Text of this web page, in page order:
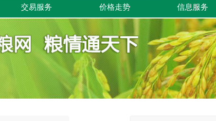
交易服务 价格走势 信息服务